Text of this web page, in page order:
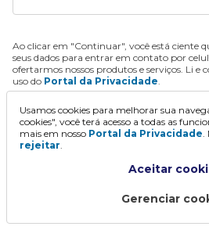
Ao clicar em "Continuar", você está ciente
seus dados para entrar em contato por
ofertarmos nossos produtos e serviços. Li e
uso do Portal da Privacidade.
Continuar
Usamos cookies para melhorar sua
cookies", você terá acesso a todas as
mais em nosso Portal da Privacidade.
rejeitar.
Aceitar
Gerenciar